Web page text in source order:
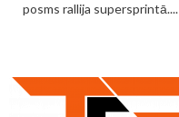
posms rallija supersprintā....